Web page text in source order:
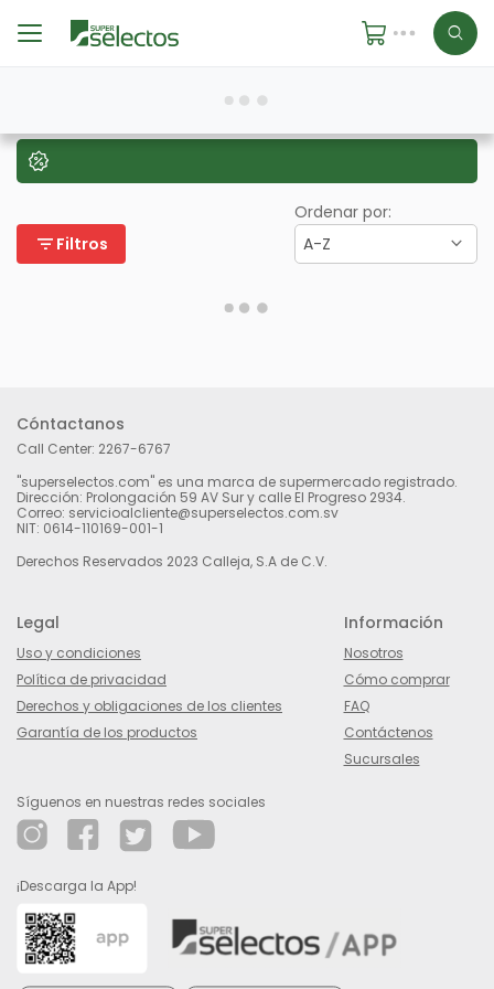
filter_list Filtros
Ordenar por:
A-Z
Cóntactanos
Call Center: 2267-6767
"superselectos.com" es una marca de supermercado registrado.
Dirección: Prolongación 59 AV Sur y calle El Progreso 2934.
Correo: servicioalcliente@superselectos.com.sv
NIT: 0614-110169-001-1
Derechos Reservados 2023 Calleja, S.A de C.V.
Legal
Uso y condiciones
Política de privacidad
Derechos y obligaciones de los clientes
Garantía de los productos
Información
Nosotros
Cómo comprar
FAQ
Contáctenos
Sucursales
Síguenos en nuestras redes sociales
¡Descarga la App!